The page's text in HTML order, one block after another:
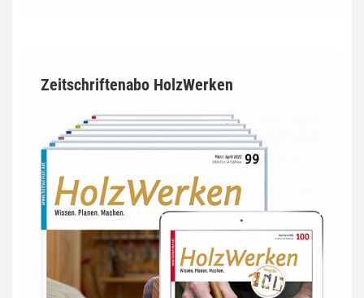
Zeitschriftenabo HolzWerken